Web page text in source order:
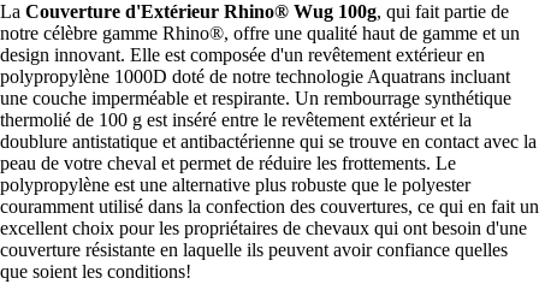
La Couverture d'Extérieur Rhino® Wug 100g, qui fait partie de
notre célèbre gamme Rhino®, offre une qualité haut de gamme et un
design innovant. Elle est composée d'un revêtement extérieur en
polypropylène 1000D doté de notre technologie Aquatrans incluant
une couche imperméable et respirante. Un rembourrage synthétique
thermolié de 100 g est inséré entre le revêtement extérieur et la
doublure antistatique et antibactérienne qui se trouve en contact avec la
peau de votre cheval et permet de réduire les frottements. Le
polypropylène est une alternative plus robuste que le polyester
couramment utilisé dans la confection des couvertures, ce qui en fait un
excellent choix pour les propriétaires de chevaux qui ont besoin d'une
couverture résistante en laquelle ils peuvent avoir confiance quelles
que soient les conditions!